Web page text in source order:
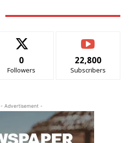
0
Followers
22,800
Subscribers
- Advertisement -